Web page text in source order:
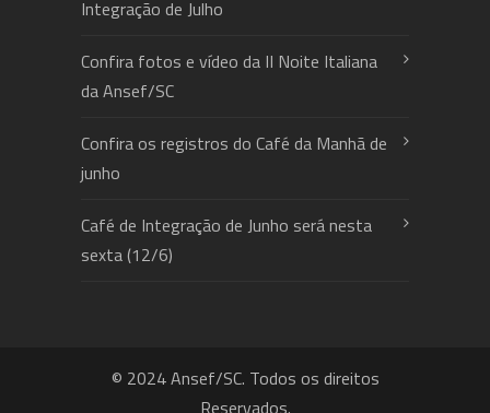
Integração de Julho
Confira fotos e vídeo da II Noite Italiana
da Ansef/SC
Confira os registros do Café da Manhã de
junho
Café de Integração de Junho será nesta
sexta (12/6)
© 2024 Ansef/SC. Todos os direitos
Reservados.